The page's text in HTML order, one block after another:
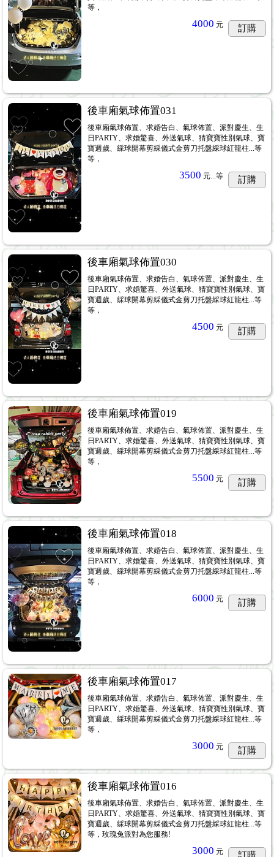
等，
4000 元 訂購
後車廂氣球佈置031
後車廂氣球佈置、求婚告白、氣球佈置、派對慶生、生
日PARTY、求婚驚喜、外送氣球、猜寶寶性別氣球、寶
寶週歲、綵球開幕剪綵儀式金剪刀托盤綵球紅龍柱...等
等，
3500 元... 等 訂購
後車廂氣球佈置030
後車廂氣球佈置、求婚告白、氣球佈置、派對慶生、生
日PARTY、求婚驚喜、外送氣球、猜寶寶性別氣球、寶
寶週歲、綵球開幕剪綵儀式金剪刀托盤綵球紅龍柱...等
等，
4500 元 訂購
後車廂氣球佈置019
後車廂氣球佈置、求婚告白、氣球佈置、派對慶生、生
日PARTY、求婚驚喜、外送氣球、猜寶寶性別氣球、寶
寶週歲、綵球開幕剪綵儀式金剪刀托盤綵球紅龍柱...等
等，
5500 元 訂購
後車廂氣球佈置018
後車廂氣球佈置、求婚告白、氣球佈置、派對慶生、生
日PARTY、求婚驚喜、外送氣球、猜寶寶性別氣球、寶
寶週歲、綵球開幕剪綵儀式金剪刀托盤綵球紅龍柱...等
等，
6000 元 訂購
後車廂氣球佈置017
後車廂氣球佈置、求婚告白、氣球佈置、派對慶生、生
日PARTY、求婚驚喜、外送氣球、猜寶寶性別氣球、寶
寶週歲、綵球開幕剪綵儀式金剪刀托盤綵球紅龍柱...等
等，
3000 元 訂購
後車廂氣球佈置016
後車廂氣球佈置、求婚告白、氣球佈置、派對慶生、生
日PARTY、求婚驚喜、外送氣球、猜寶寶性別氣球、寶
寶週歲、綵球開幕剪綵儀式金剪刀托盤綵球紅龍柱...等
等，玫瑰兔派對為您服務!
3000 元